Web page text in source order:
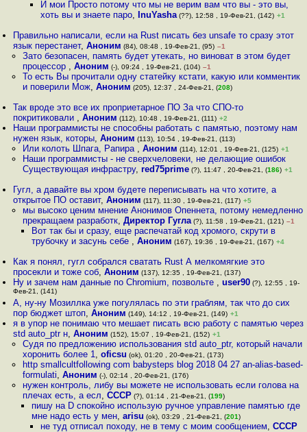
И мои Просто потому что мы не верим вам что вы - это вы,
хоть вы и знаете паро, InuYasha (??), 12:58 , 19-Фев-21, (142) +1
Правильно написали, если на Rust писать без unsafe то сразу этот
язык перестанет,Аноним (84), 08:48 , 19-Фев-21, (95) –1
Зато безопасен, память будет утекать, но виноват в этом будет
процессор , Аноним (-), 09:24 , 19-Фев-21, (104) –1
То есть Вы прочитали одну статейку кстати, какую или комментик
и поверили Мож, Аноним (205), 12:37 , 24-Фев-21, (208)
Так вроде это все их проприетарное ПО За что СПО-то
покритиковали ,Аноним (112), 10:48 , 19-Фев-21, (111) +2
Наши программисты не способны работать с памятью, поэтому нам
нужен язык, которы,Аноним (113), 10:54 , 19-Фев-21, (113)
Или колоть Шпага, Рапира , Аноним (114), 12:01 , 19-Фев-21, (125) +1
Наши программисты - не сверхчеловеки, не делающие ошибок
Существующая инфрастру, red75prime(?), 11:47 , 20-Фев-21, (186) +1
Гугл, а давайте вы хром будете переписывать на что хотите, а
открытое ПО оставит,Аноним (117), 11:30 , 19-Фев-21, (117) +5
мы высоко ценим мнение Анонимов Опеннета, потому немедленно
прекращаем разработк, Директор Гугла(?), 11:58 , 19-Фев-21, (121) –1
Вот так бы и сразу, еще распечатай код хромого, скрути в
трубочку и засунь себе , Аноним (167), 19:36 , 19-Фев-21, (167) +4
Как я понял, гугл собрался сватать Rust А мелкомягкие это
просекли и тоже соб,Аноним (137), 12:35 , 19-Фев-21, (137)
Ну и зачем нам данные по Chromium, позвольте ,user90 (?), 12:55 , 19-
Фев-21, (141)
А, ну-ну Мозиллка уже погулялась по эти граблям, так что до сих
пор бюджет штoп,Аноним (149), 14:12 , 19-Фев-21, (149) +1
я в упор не понимаю что мешает писать всю работу с памятью через
std auto_ptr н,Аноним (152), 15:07 , 19-Фев-21, (152) +1
Судя по предложению использования std auto_ptr, который начали
хоронить более 1, oficsu (ok), 01:20 , 20-Фев-21, (173)
http smallcultfollowing com babysteps blog 2018 04 27 an-alias-based-
formulati, Аноним (-), 02:14 , 20-Фев-21, (176)
нужен контроль, либу вы можете не использовать если голова на
плечах есть, а есл, СССР(?), 01:14 , 21-Фев-21, (199)
пишу на D спокойно использую ручное управление памятью где
мне надо есть у мен, arisu (ok), 03:29 , 21-Фев-21, (201)
не туд отписал походу, не в тему с моим сообщением,СССР